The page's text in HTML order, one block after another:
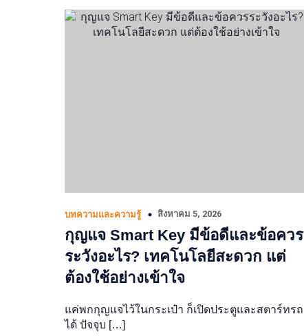
บทความและความรู้ สิงหาคม 5, 2026
กุญแจ Smart Key มีข้อดีและข้อควร
ระวังอะไร? เทคโนโลยีสะดวก แต่
ต้องใช้อย่างเข้าใจ
แค่พกกุญแจไว้ในกระเป๋า ก็เปิดประตูและสตาร์ทรถ
ได้ ปัจจุบ […]